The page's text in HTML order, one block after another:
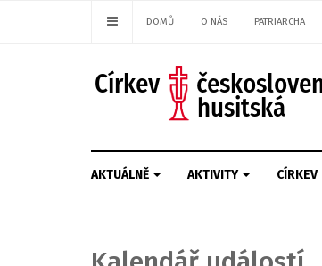
DOMŮ O NÁS PATRIARCHA
AKTUÁLNĚ AKTIVITY CÍRKEV